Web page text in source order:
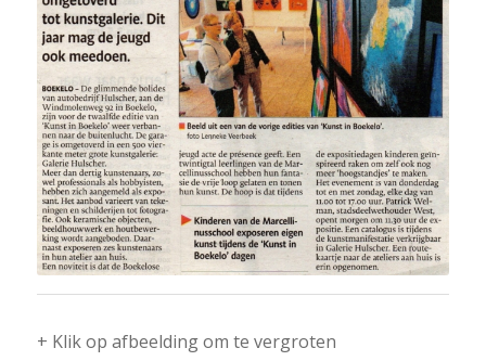
+ Klik op afbeelding om te vergroten